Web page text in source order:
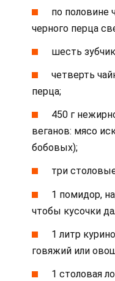
по половине
черного перца
шесть
четверть
перца;
450 г
веганов: мясо
бобовых);
три
1 помидор,
чтобы кусочки
1 литр
говяжий или
1 столовая